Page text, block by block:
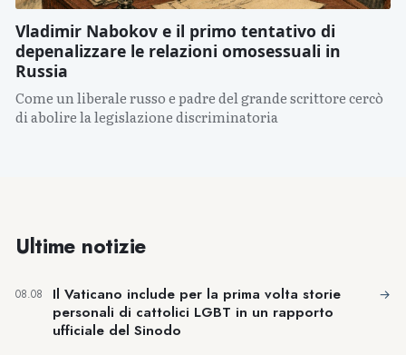
Vladimir Nabokov e il primo tentativo di
depenalizzare le relazioni omosessuali in
Russia
Come un liberale russo e padre del grande scrittore cercò
di abolire la legislazione discriminatoria
Ultime notizie
08.08
Il Vaticano include per la prima volta storie
personali di cattolici LGBT in un rapporto
ufficiale del Sinodo
→